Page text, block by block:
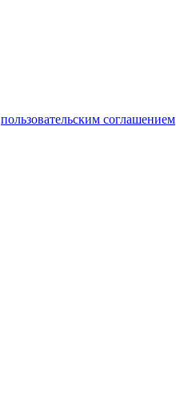
пользовательским соглашением